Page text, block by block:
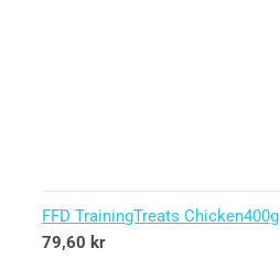
FFD TrainingTreats Chicken400g
79,60 kr